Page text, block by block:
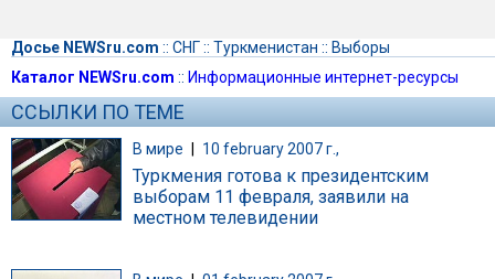
Досье NEWSru.com :: СНГ:: Туркменистан :: Выборы
Каталог NEWSru.com :: Информационные интернет-ресурсы
ССЫЛКИ ПО ТЕМЕ
В мире | 10 february 2007 г.,
Туркмения готова к президентским
выборам 11 февраля, заявили на
местном телевидении